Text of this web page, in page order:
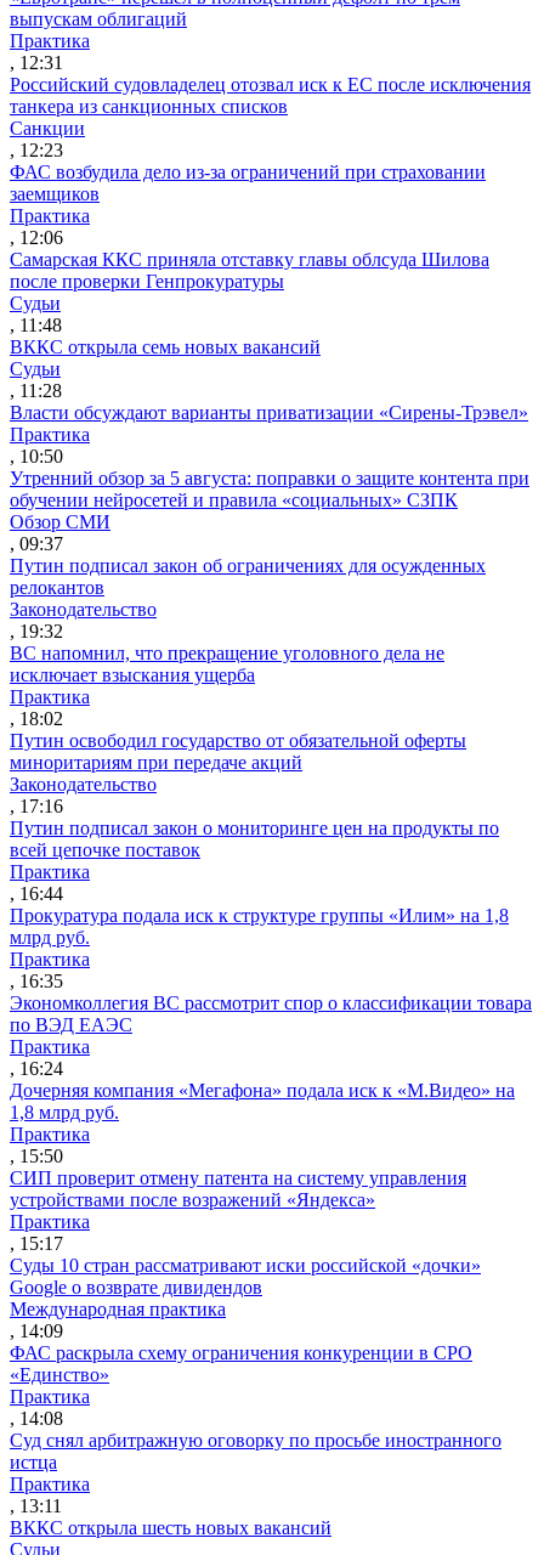
выпускам облигаций
Практика
, 12:31
Российский судовладелец отозвал иск к ЕС после исключения
танкера из санкционных списков
Санкции
, 12:23
ФАС возбудила дело из-за ограничений при страховании
заемщиков
Практика
, 12:06
Самарская ККС приняла отставку главы облсуда Шилова
после проверки Генпрокуратуры
Судьи
, 11:48
ВККС открыла семь новых вакансий
Судьи
, 11:28
Власти обсуждают варианты приватизации «Сирены-Трэвел»
Практика
, 10:50
Утренний обзор за 5 августа: поправки о защите контента при
обучении нейросетей и правила «социальных» СЗПК
Обзор СМИ
, 09:37
Путин подписал закон об ограничениях для осужденных
релокантов
Законодательство
, 19:32
ВС напомнил, что прекращение уголовного дела не
исключает взыскания ущерба
Практика
, 18:02
Путин освободил государство от обязательной оферты
миноритариям при передаче акций
Законодательство
, 17:16
Путин подписал закон о мониторинге цен на продукты по
всей цепочке поставок
Практика
, 16:44
Прокуратура подала иск к структуре группы «Илим» на 1,8
млрд руб.
Практика
, 16:35
Экономколлегия ВС рассмотрит спор о классификации товара
по ВЭД ЕАЭС
Практика
, 16:24
Дочерняя компания «Мегафона» подала иск к «М.Видео» на
1,8 млрд руб.
Практика
, 15:50
СИП проверит отмену патента на систему управления
устройствами после возражений «Яндекса»
Практика
, 15:17
Суды 10 стран рассматривают иски российской «дочки»
Google о возврате дивидендов
Международная практика
, 14:09
ФАС раскрыла схему ограничения конкуренции в СРО
«Единство»
Практика
, 14:08
Суд снял арбитражную оговорку по просьбе иностранного
истца
Практика
, 13:11
ВККС открыла шесть новых вакансий
Судьи